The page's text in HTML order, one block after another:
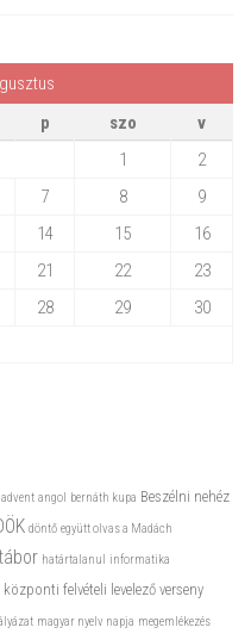
p szo
v
1
2
7 8
9
14 15
16
21 22
23
28 29
30
advent angol bernáth kupa Beszélni nehéz
döntő együtt olvas a Madách
határtalanul
informatika
központi felvételi levelező verseny
magyar nyelv napja megemlékezés